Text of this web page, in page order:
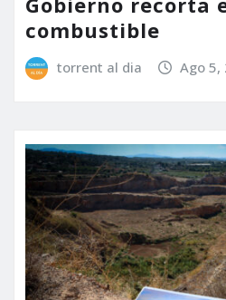
combustible
torrent al dia Ago 5,